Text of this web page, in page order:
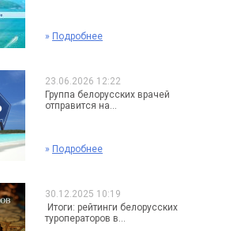
» Подробнее
23.06.2026 12:22
Группа белорусских врачей
отправится на...
» Подробнее
30.12.2025 10:19
Итоги: рейтинги белорусских
туроператоров в...